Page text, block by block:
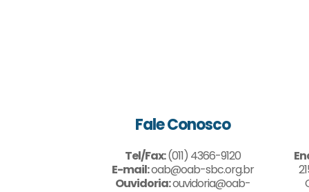
Fale Conosco
Tel/Fax:(011) 4366-9120
E-mail:oab@oab-sbc.org.br
Ouvidoria:ouvidoria@oab-